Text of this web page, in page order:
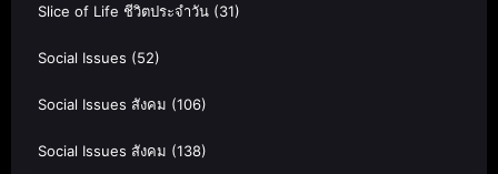
Slice of Life ชีวิตประจำวัน (31)
Social Issues (52)
Social Issues สังคม (106)
Social Issues สังคม (138)